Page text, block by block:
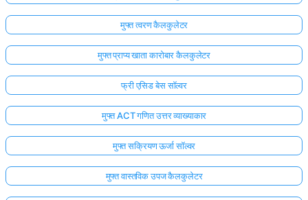
मुफ्त त्वरण कैलकुलेटर
मुफ्त प्राप्य खाता कारोबार कैलकुलेटर
फ्री एसिड बेस सॉल्वर
मुफ्त ACT गणित उत्तर व्याख्याकार
मुफ्त सक्रियण ऊर्जा सॉल्वर
मुफ्त वास्तविक उपज कैलकुलेटर